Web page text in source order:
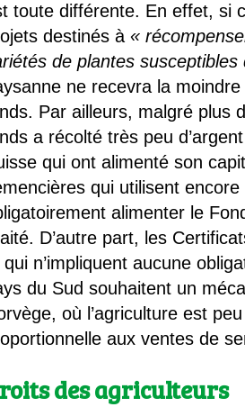
toute différente. En effet, si
destinés à«
de plantes
ne recevra la
Par ailleurs, malgré plus
a récolté très peu
qui ont alimenté son
qui utilisent
alimenter le
D’autre part, les
qui n’impliquent aucune
du Sud souhaitent un
où l’agriculture est
aux ventes de
des agriculteurs